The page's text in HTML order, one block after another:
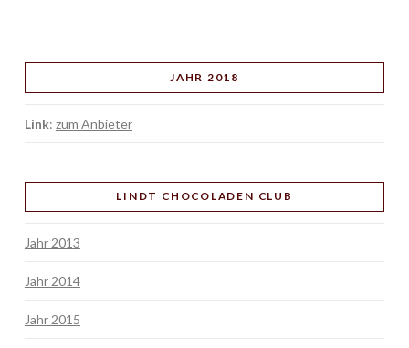
JAHR 2018
Link: zum Anbieter
LINDT CHOCOLADEN CLUB
Jahr 2013
Jahr 2014
Jahr 2015